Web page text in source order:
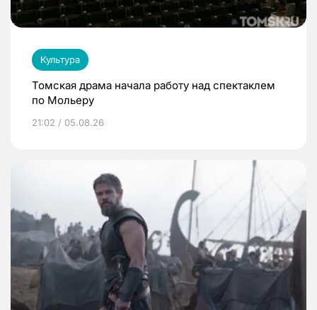
Культура
Томская драма начала работу над спектаклем
по Мольеру
21:02 / 05.08.26